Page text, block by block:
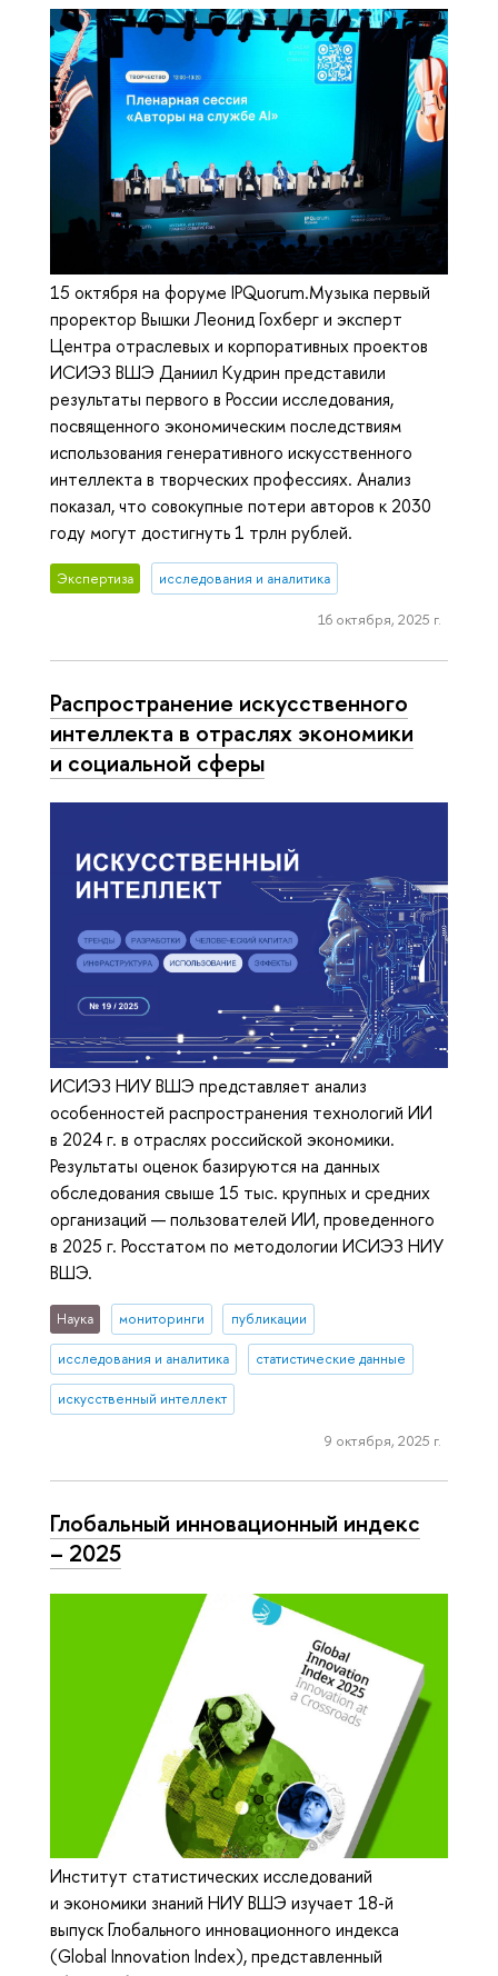
15 октября на форуме IPQuorum.Музыка первый
проректор Вышки Леонид Гохберг и эксперт
Центра отраслевых и корпоративных проектов
ИСИЭЗ ВШЭ Даниил Кудрин представили
результаты первого в России исследования,
посвященного экономическим последствиям
использования генеративного искусственного
интеллекта в творческих профессиях. Анализ
показал, что совокупные потери авторов к 2030
году могут достигнуть 1 трлн рублей.
Экспертиза исследования и аналитика
16 октября, 2025 г.
Распространение искусственного
интеллекта в отраслях экономики
и социальной сферы
ИСИЭЗ НИУ ВШЭ представляет анализ
особенностей распространения технологий ИИ
в 2024 г. в отраслях российской экономики.
Результаты оценок базируются на данных
обследования свыше 15 тыс. крупных и средних
организаций — пользователей ИИ, проведенного
в 2025 г. Росстатом по методологии ИСИЭЗ НИУ
ВШЭ.
Наука мониторинги публикации
исследования и аналитика статистические данные
искусственный интеллект
9 октября, 2025 г.
Глобальный инновационный индекс
– 2025
Институт статистических исследований
и экономики знаний НИУ ВШЭ изучает 18-й
выпуск Глобального инновационного индекса
(Global Innovation Index), представленный